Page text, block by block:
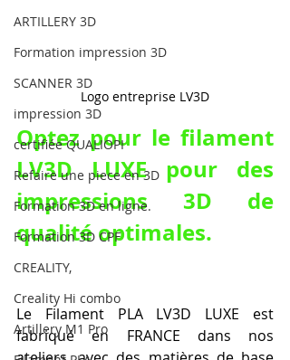
ARTILLERY 3D
Formation impression 3D
SCANNER 3D
impression 3D
certifiée QUALIOPI
Refaire une piece en 3D
Formation 3D en ligne.
Formation 3D CPF
CREALITY,
Creality Hi combo
Artillery M1 Pro
Logo entreprise LV3D
Optez pour le filament
LV3D LUXE pour des
impressions 3D de
qualité optimales.
Le Filament PLA LV3D LUXE est
fabriqué en FRANCE dans nos